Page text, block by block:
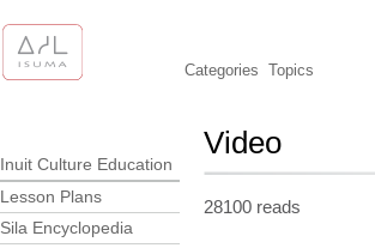
Categories Topics
Video
28100 reads
Inuit Culture Education
Lesson Plans
Sila Encyclopedia